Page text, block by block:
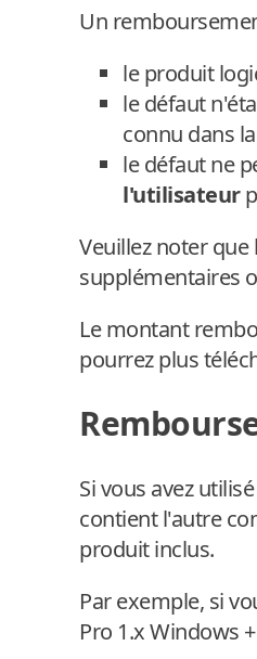
Un
le produit
le défaut
connu dans
le défaut ne
l'utilisateur
Veuillez noter
supplémentaires
Le montant
pourrez plus
Si vous avez
contient l'autre
produit inclus.
Par exemple, si
Pro 1.x Windows